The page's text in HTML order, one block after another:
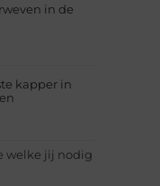
in de
kapper in
welke jij nodig